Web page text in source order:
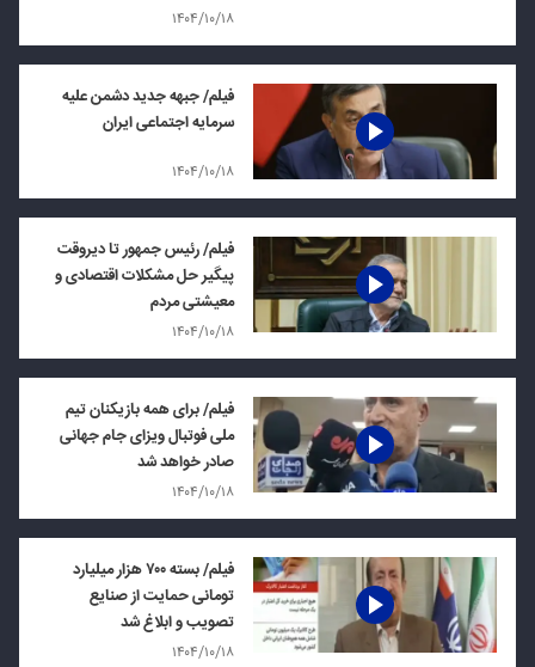
۱۴۰۴/۱۰/۱۸
فیلم/ جبهه جدید دشمن علیه
سرمایه اجتماعی ایران
۱۴۰۴/۱۰/۱۸
فیلم/ رئیس جمهور تا دیروقت
پیگیر حل مشکلات اقتصادی و
معیشتی مردم
۱۴۰۴/۱۰/۱۸
فیلم/ برای همه بازیکنان تیم
ملی فوتبال ویزای جام جهانی
صادر خواهد شد
۱۴۰۴/۱۰/۱۸
فیلم/ بسته ۷۰۰ هزار میلیارد
تومانی حمایت از صنایع
تصویب و ابلاغ شد
۱۴۰۴/۱۰/۱۸